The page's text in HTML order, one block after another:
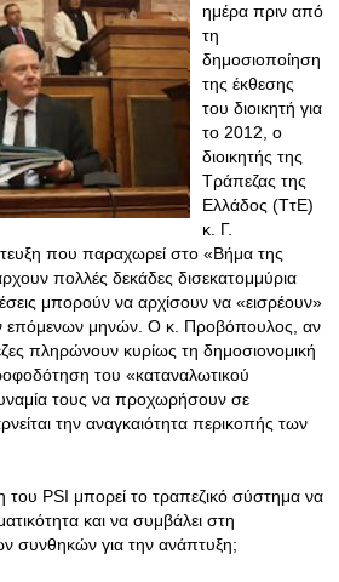
ημέρα πριν από
τη
δημοσιοποίηση
της έκθεσης
του διοικητή για
το 2012, ο
διοικητής της
Τράπεζας της
Ελλάδος (ΤτΕ)
κ. Γ.
που παραχωρεί στο «Βήμα της
πολλές δεκάδες δισεκατομμύρια
μπορούν να αρχίσουν να «εισρέουν»
επόμενων μηνών. Ο κ. Προβόπουλος, αν
πληρώνουν κυρίως τη δημοσιονομική
του «καταναλωτικού
τους να προχωρήσουν σε
την αναγκαιότητα περικοπής των
του PSI μπορεί το τραπεζικό σύστημα να
και να συμβάλει στη
συνθηκών για την ανάπτυξη;